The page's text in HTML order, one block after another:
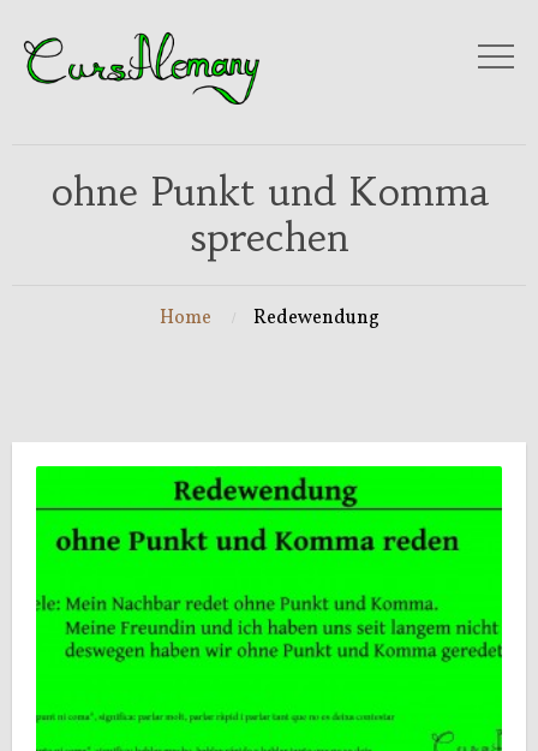
ohne Punkt und Komma
sprechen
Home Redewendung